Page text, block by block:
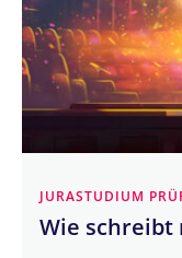
JURASTUDIUM
Wie schreibt